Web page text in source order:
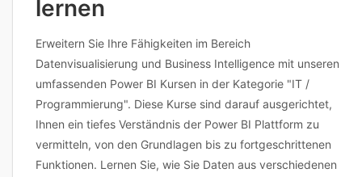
lernen
Erweitern Sie Ihre Fähigkeiten im Bereich
Datenvisualisierung und Business Intelligence mit unseren
umfassenden Power BI Kursen in der Kategorie "IT /
Programmierung". Diese Kurse sind darauf ausgerichtet,
Ihnen ein tiefes Verständnis der Power BI Plattform zu
vermitteln, von den Grundlagen bis zu fortgeschrittenen
Funktionen. Lernen Sie, wie Sie Daten aus verschiedenen